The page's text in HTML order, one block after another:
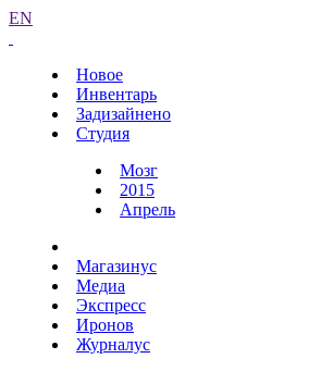
EN
Новое
Инвентарь
Задизайнено
Студия
Мозг
2015
Апрель
Магазинус
Медиа
Экспресс
Иронов
Журналус